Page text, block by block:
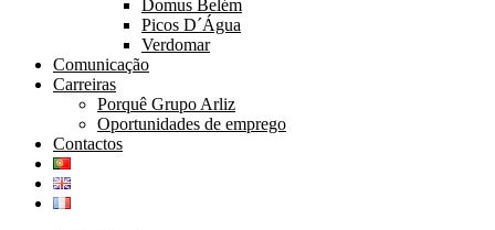
Domus Belém
Picos D´Água
Verdomar
Comunicação
Carreiras
Porquê Grupo Arliz
Oportunidades de emprego
Contactos